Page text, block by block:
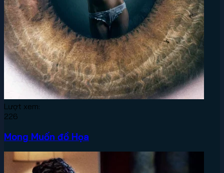
Lượt xem:
226
Mong Muốn đồ Họa